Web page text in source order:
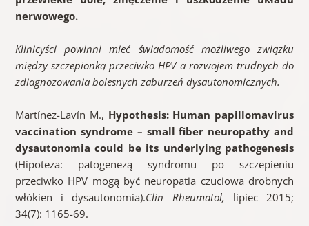
nerwowego.
Klinicyści powinni mieć świadomość możliwego związku
między szczepionką przeciwko HPV a rozwojem trudnych do
zdiagnozowania bolesnych zaburzeń dysautonomicznych.
Martínez-Lavín M., Hypothesis: Human papillomavirus
vaccination syndrome – small fiber neuropathy and
dysautonomia could be its underlying pathogenesis
(Hipoteza: patogenezą syndromu po szczepieniu
przeciwko HPV mogą być neuropatia czuciowa drobnych
włókien i dysautonomia).Clin Rheumatol, lipiec 2015;
34(7): 1165-69.